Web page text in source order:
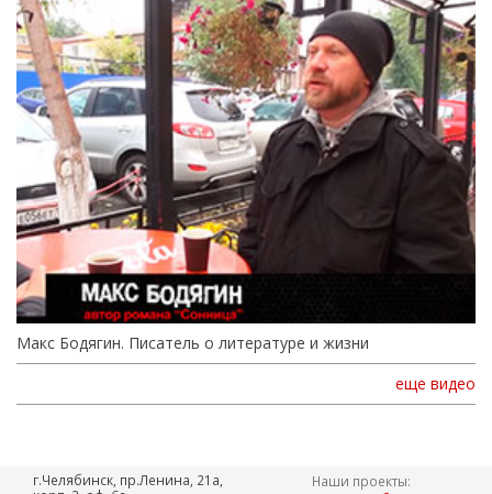
Макс Бодягин. Писатель о литературе и жизни
еще видео
г.Челябинск, пр.Ленина, 21а,
Наши проекты: